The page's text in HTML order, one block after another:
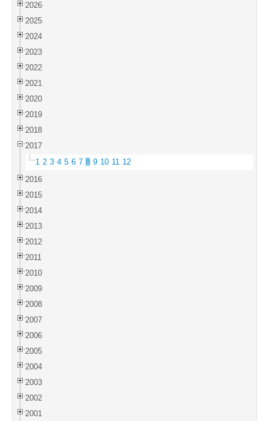
2026
2025
2024
2023
2022
2021
2020
2019
2018
2017
1 2 3 4 5 6 7 8 9 10 11 12
2016
2015
2014
2013
2012
2011
2010
2009
2008
2007
2006
2005
2004
2003
2002
2001